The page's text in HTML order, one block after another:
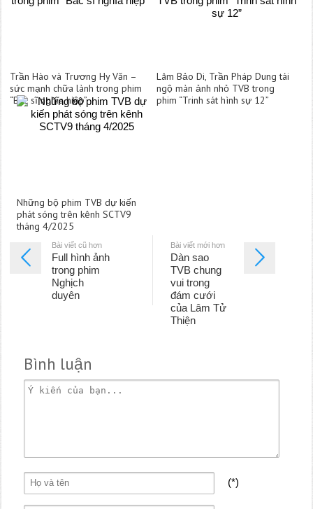
Trần Hào và Trương Hy Văn –
sức mạnh chữa lành trong phim
“Bác sĩ nghĩa hiệp”
Lâm Bảo Di, Trần Pháp Dung tái
ngộ màn ảnh nhỏ TVB trong
phim “Trinh sát hình sự 12”
Những bộ phim TVB dự kiến
phát sóng trên kênh SCTV9
tháng 4/2025
Bài viết cũ hơn
Full hình ảnh
trong phim
Nghịch
duyên
Bài viết mới hơn
Dàn sao
TVB chung
vui trong
đám cưới
của Lâm Tử
Thiện
Bình luận
(*)